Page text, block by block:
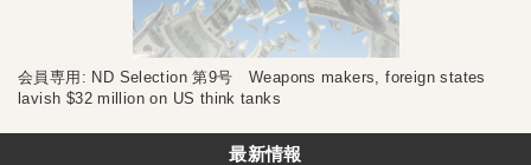
会員専用: ND Selection 第9号 Weapons makers, foreign states
lavish $32 million on US think tanks
最新情報